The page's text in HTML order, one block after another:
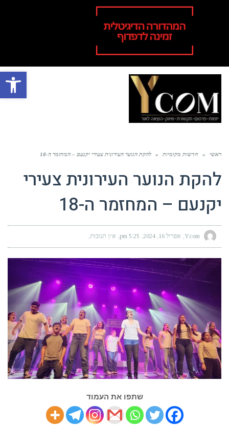
פתח
ראשי » חדשות מקומיות » להקת הנוער העירונית צעירי יקנעם – המחזמר ה-18
להקת הנוער העירונית צעירי
יקנעם – המחזמר ה-18
Ycom אפריל 16, 2024 5:25 pm אין תגובות
שתפו את העמוד